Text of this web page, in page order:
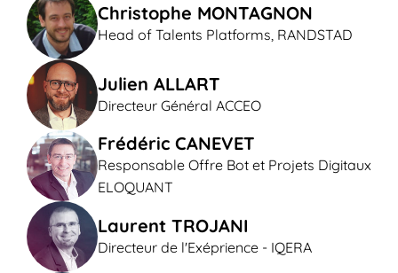
Christophe MONTAGNON
Head of Talents Platforms, RANDSTAD
Julien ALLART
Directeur Général ACCEO
Frédéric CANEVET
Responsable Offre Bot et Projets Digitaux
ELOQUANT
Laurent TROJANI
Directeur de l'Exéprience - IQERA